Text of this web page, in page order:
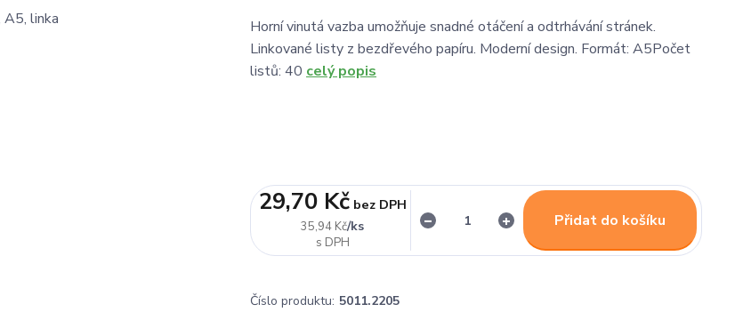
Horní vinutá vazba umožňuje snadné otáčení a odtrhávání stránek.
Linkované listy z bezdřevého papíru. Moderní design. Formát: A5Počet
listů: 40 celý popis
35,94 Kč/ks
29,70 Kč bez DPH
Přidat do košíku
Číslo produktu: 5011.2205